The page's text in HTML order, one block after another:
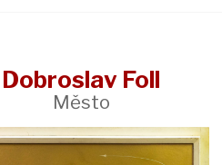
Dobroslav Foll
Město